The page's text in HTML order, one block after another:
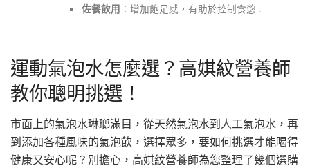
佐餐飲用 ：增加飽足感，有助於控制食慾 .
運動氣泡水怎麼選？高娸紋營養師
教你聰明挑選！
市面上的氣泡水琳瑯滿目，從天然氣泡水到人工氣泡水，再
到添加各種風味的氣泡飲，選擇眾多，要如何挑選才能喝得
健康又安心呢？別擔心，高娸紋營養師為您整理了幾個選購